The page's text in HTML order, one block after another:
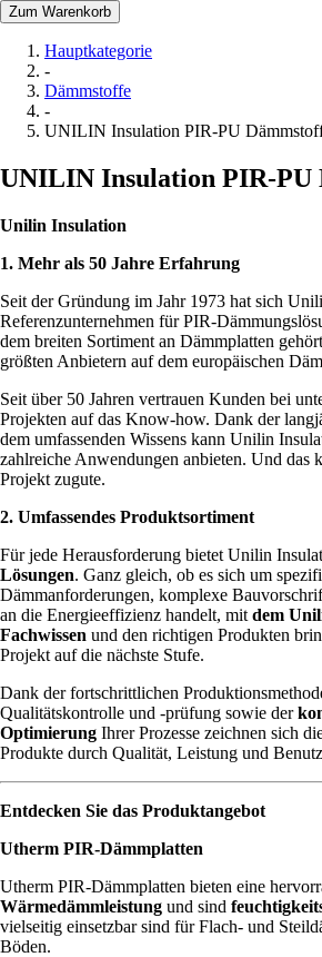
Zum Warenkorb
Hauptkategorie
-
Dämmstoffe
-
UNILIN Insulation PIR-PU
UNILIN Insulation PIR-PU
Unilin Insulation
1. Mehr als 50 Jahre Erfahrung
Seit der Gründung im Jahr 1973 hat sich
Referenzunternehmen für PIR-
dem breiten Sortiment an Dämmplatten
größten Anbietern auf dem europäischen
Seit über 50 Jahren vertrauen Kunden bei
Projekten auf das Know-how. Dank der
dem umfassenden Wissens kann Unilin
zahlreiche Anwendungen anbieten. Und das
Projekt zugute.
2. Umfassendes Produktsortiment
Für jede Herausforderung bietet Unilin
Lösungen. Ganz gleich, ob es sich um
Dämmanforderungen, komplexe
an die Energieeffizienz handelt, mit dem
Fachwissen und den richtigen Produkten
Projekt auf die nächste Stufe.
Dank der fortschrittlichen
Qualitätskontrolle und -prüfung sowie der
Optimierung Ihrer Prozesse zeichnen sich
Produkte durch Qualität, Leistung und
Entdecken Sie das Produktangebot
Utherm PIR-Dämmplatten
Utherm PIR-Dämmplatten bieten eine
Wärmedämmleistung und sind
vielseitig einsetzbar sind für Flach- und
Böden.